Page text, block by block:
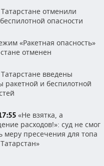
отменили
опасности
«Ракетная опасность»
отменен
введены
ракетной и беспилотной
«Не взятка, а
расходов!»: суд не смог
меру пресечения для топа